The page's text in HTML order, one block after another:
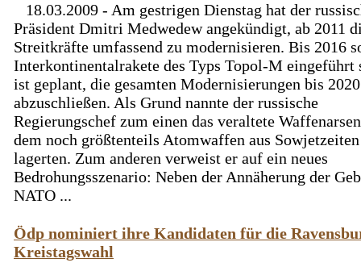
18.03.2009 - Am gestrigen Dienstag hat der
Präsident Dmitri Medwedew angekündigt, ab 2011
Streitkräfte umfassend zu modernisieren. Bis 2016
Interkontinentalrakete des Typs Topol-M eingeführt
ist geplant, die gesamten Modernisierungen bis 2020
abzuschließen. Als Grund nannte der russische
Regierungschef zum einen das veraltete
dem noch größtenteils Atomwaffen aus Sowjetzeiten
lagerten. Zum anderen verweist er auf ein neues
Bedrohungsszenario: Neben der Annäherung der
NATO ...
Ödp nominiert ihre Kandidaten für die
Kreistagswahl